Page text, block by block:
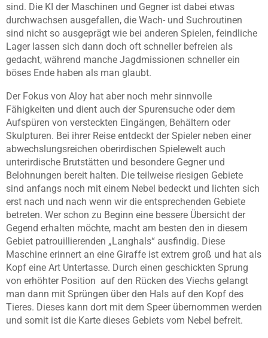
sind. Die KI der Maschinen und Gegner ist dabei etwas
durchwachsen ausgefallen, die Wach- und Suchroutinen
sind nicht so ausgeprägt wie bei anderen Spielen, feindliche
Lager lassen sich dann doch oft schneller befreien als
gedacht, während manche Jagdmissionen schneller ein
böses Ende haben als man glaubt.
Der Fokus von Aloy hat aber noch mehr sinnvolle
Fähigkeiten und dient auch der Spurensuche oder dem
Aufspüren von versteckten Eingängen, Behältern oder
Skulpturen. Bei ihrer Reise entdeckt der Spieler neben einer
abwechslungsreichen oberirdischen Spielewelt auch
unterirdische Brutstätten und besondere Gegner und
Belohnungen bereit halten. Die teilweise riesigen Gebiete
sind anfangs noch mit einem Nebel bedeckt und lichten sich
erst nach und nach wenn wir die entsprechenden Gebiete
betreten. Wer schon zu Beginn eine bessere Übersicht der
Gegend erhalten möchte, macht am besten den in diesem
Gebiet patrouillierenden „Langhals“ ausfindig. Diese
Maschine erinnert an eine Giraffe ist extrem groß und hat als
Kopf eine Art Untertasse. Durch einen geschickten Sprung
von erhöhter Position auf den Rücken des Viechs gelangt
man dann mit Sprüngen über den Hals auf den Kopf des
Tieres. Dieses kann dort mit dem Speer übernommen werden
und somit ist die Karte dieses Gebiets vom Nebel befreit.